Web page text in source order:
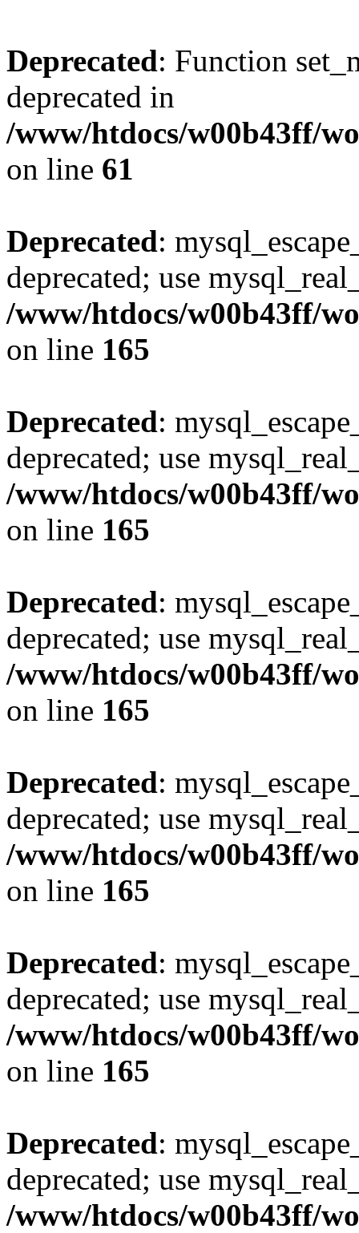
Deprecated: Function
deprecated in
/www/htdocs/w00b43ff/
on line 61
Deprecated:
deprecated; use
/www/htdocs/w00b43ff/
on line 165
Deprecated:
deprecated; use
/www/htdocs/w00b43ff/
on line 165
Deprecated:
deprecated; use
/www/htdocs/w00b43ff/
on line 165
Deprecated:
deprecated; use
/www/htdocs/w00b43ff/
on line 165
Deprecated:
deprecated; use
/www/htdocs/w00b43ff/
on line 165
Deprecated:
deprecated; use
/www/htdocs/w00b43ff/